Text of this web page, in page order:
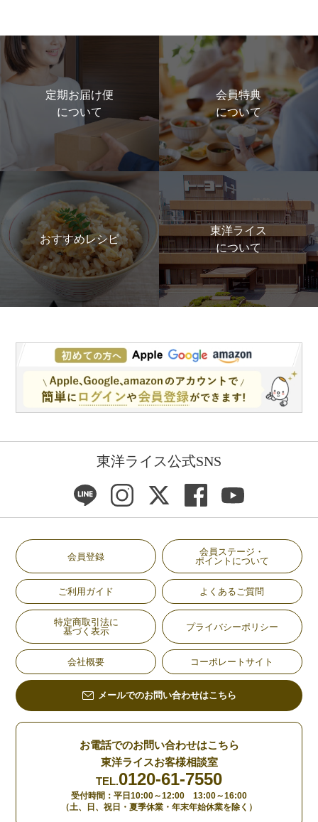
定期お届け便
について
会員特典
について
おすすめレシピ
東洋ライス
について
東洋ライス公式SNS
会員登録
会員ステージ・
ポイントについて
ご利用ガイド よくあるご質問
特定商取引法に
基づく表示
プライバシーポリシー
会社概要 コーポレートサイト
メールでのお問い合わせはこちら
お電話でのお問い合わせはこちら
東洋ライスお客様相談室
TEL.0120-61-7550
受付時間：平日10:00～12:00 13:00～16:00
（土、日、祝日・夏季休業・年末年始休業を除く）